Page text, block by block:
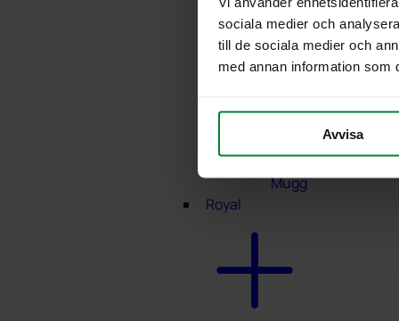
sociala medier och
till de sociala medier och
med annan information som
Avvisa
4
Multi
4
Eco
5
Multi
Mugg
Royal